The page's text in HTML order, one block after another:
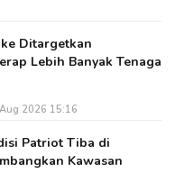
Ditargetkan
Lebih Banyak Tenaga
2026 15:16
Patriot Tiba di
Kawasan